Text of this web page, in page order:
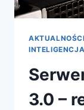
AKTUALNOŚCI
INTELIGENCJA
3.0 –